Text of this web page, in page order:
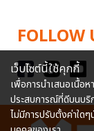
FOLLOW
เว็บไซต์นี้ใช้คุกกี้
เพื่อการนำเสนอเนื้อ
ประสบการณ์ที่ดีบนบริ
ไม่มีการปรับตั้งค่าใด